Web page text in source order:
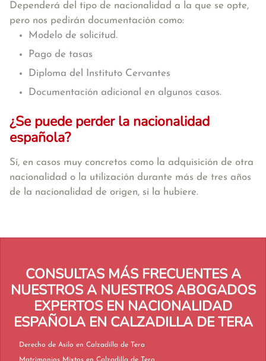
Dependerá del tipo de nacionalidad a la que se opte,
pero nos pedirán documentación como:
Modelo de solicitud.
Pago de tasas
Diploma del Instituto Cervantes
Documentación adicional en algunos casos.
¿Se puede perder la nacionalidad
española?
Sí, en casos muy concretos como la adquisición de otra
nacionalidad o la utilización durante más de tres años
de la nacionalidad de origen, si la hubiere.
CONSULTAS MÁS FRECUENTES A
NUESTROS A NUESTROS ABOGADOS
EXPERTOS EN NACIONALIDAD
ESPAÑOLA EN CALZADILLA DE TERA
Derecho de Asilo en Calzadilla de Tera